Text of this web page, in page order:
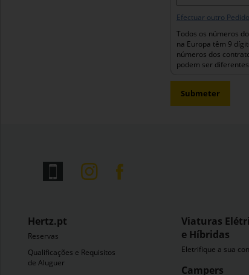
Efectuar outro Pedido
Todos os números
na Europa têm 9
números dos
podem ser
Submeter
Hertz.pt
Reservas
Qualificações e Requisitos
de Aluguer
Viaturas
e Híbridas
Eletrifique a sua
Campers